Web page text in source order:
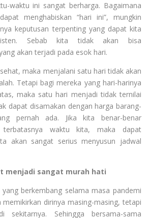
waktu ini sangat berharga. Bagaimana
menghabiskan “hari ini”, mungkin
keputusan terpenting yang dapat kita
Sebab kita tidak akan bisa
akan terjadi pada esok hari.
maka menjalani satu hari tidak akan
Tetapi bagi mereka yang hari-harinya
maka satu hari menjadi tidak ternilai
dapat disamakan dengan harga barang-
pernah ada. Jika kita benar-benar
terbatasnya waktu kita, maka dapat
akan sangat serius menyusun jadwal
menjadi sangat murah hati
berkembang selama masa pandemi
memikirkan dirinya masing-masing, tetapi
sekitarnya. Sehingga bersama-sama